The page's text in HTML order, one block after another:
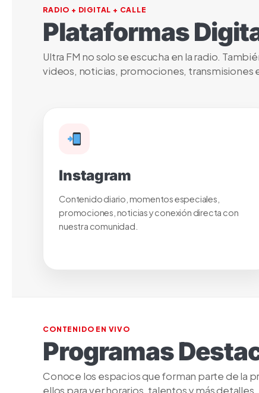
RADIO + DIGITAL + CALLE
Plataformas
Ultra FM no solo se escucha en la radio.
videos, noticias, promociones, transmisiones
Instagram
Contenido diario, momentos especiales,
promociones, noticias y conexión directa con
nuestra comunidad.
CONTENIDO EN VIVO
Programas
Conoce los espacios que forman parte de la
ellos para ver horarios, talentos y más detalles.